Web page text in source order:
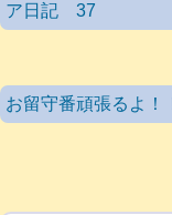
ア日記 37
お留守番頑張るよ